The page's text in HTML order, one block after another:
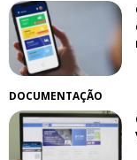
DOCUMENTAÇÃO